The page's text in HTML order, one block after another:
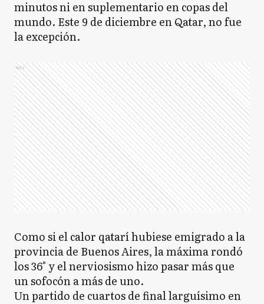
minutos ni en suplementario en copas del
mundo. Este 9 de diciembre en Qatar, no fue
la excepción.
Ads
Como si el calor qatarí hubiese emigrado a la
provincia de Buenos Aires, la máxima rondó
los 36° y el nerviosismo hizo pasar más que
un sofocón a más de uno.
Un partido de cuartos de final larguísimo en